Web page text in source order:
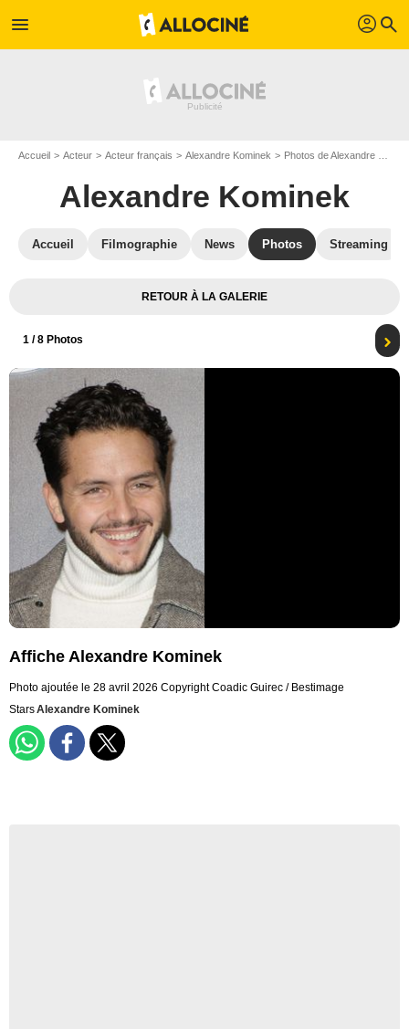
menu profil search
Accueil Acteur Acteur français Alexandre Kominek Photos de Alexandre Kominek
Alexandre Kominek
Accueil Filmographie News Photos Streaming
RETOUR À LA GALERIE
1 / 8 Photos
Affiche Alexandre Kominek
Photo ajoutée le 28 avril 2026 Copyright Coadic Guirec / Bestimage
StarsAlexandre Kominek